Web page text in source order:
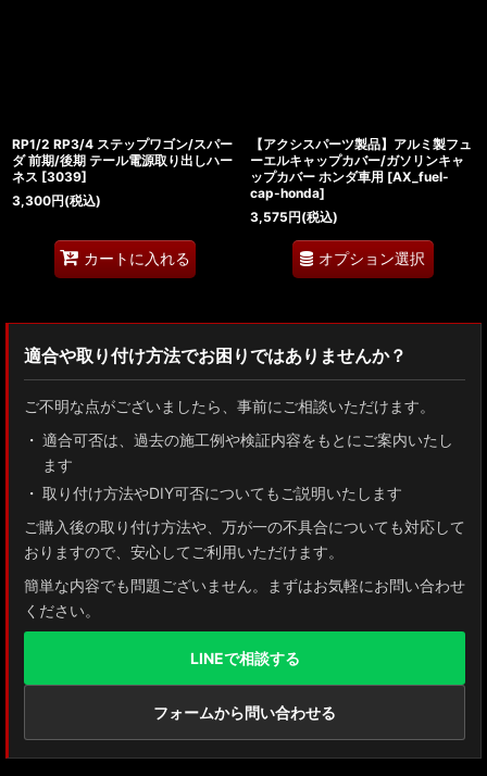
RP1/2 RP3/4 ステップワゴン/スパー
ダ 前期/後期 テール電源取り出しハー
ネス [3039]
3,300円(税込)
カートに入れる
【アクシスパーツ製品】アルミ製フュ
ーエルキャップカバー/ガソリンキャ
ップカバー ホンダ車用 [AX_fuel-
cap-honda]
3,575円(税込)
オプション選択
適合や取り付け方法でお困りではありませんか？
ご不明な点がございましたら、事前にご相談いただけます。
適合可否は、過去の施工例や検証内容をもとにご案内いたし
ます
取り付け方法やDIY可否についてもご説明いたします
ご購入後の取り付け方法や、万が一の不具合についても対応して
おりますので、安心してご利用いただけます。
簡単な内容でも問題ございません。まずはお気軽にお問い合わせ
ください。
LINEで相談する
フォームから問い合わせる